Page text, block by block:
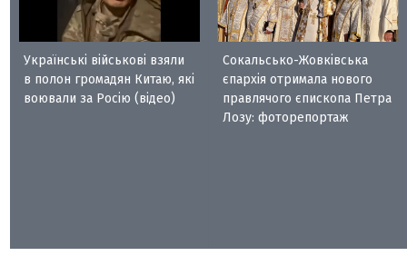
Українські військові взяли
в полон громадян Китаю, які
воювали за Росію (відео)
Сокальсько-Жовківська
єпархія отримала нового
правлячого єпископа Петра
Лозу: фоторепортаж